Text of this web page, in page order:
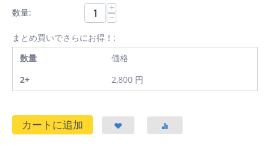
数量:
+
−
まとめ買いでさらにお得！:
数量
価格
2+
2,800 円
カートに追加